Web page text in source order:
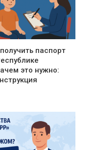
паспорт
это нужно: